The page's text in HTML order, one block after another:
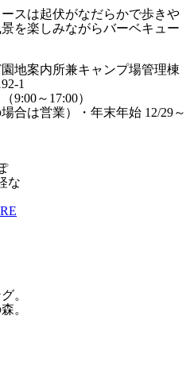
スは起伏がなだらかで歩きや
を楽しみながらバーベキュー
地案内所兼キャンプ場管理棟
1
9:00～17:00）
合は営業）・年末年始 12/29～
な
。
。